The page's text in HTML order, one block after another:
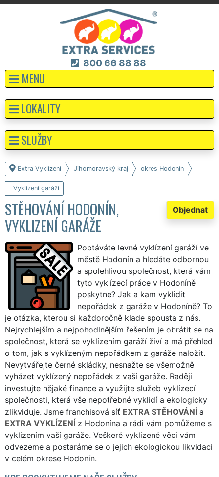
800 66 88 88
MENU
Extra Vyklízení Jihomoravský kraj okres Hodonín
Vyklízení garáží
Objednat
STĚHOVÁNÍ HODONÍN,
VYKLIZENÍ GARÁŽE
Poptáváte levné vyklízení garáží ve
městě Hodonín a hledáte odbornou
a spolehlivou společnost, která vám
tyto vyklízecí práce v Hodoníně
poskytne? Jak a kam vyklidit
nepořádek z garáže v Hodoníně? To
je otázka, kterou si každoročně klade spousta z nás.
Nejrychlejším a nejpohodlnějším řešením je obrátit se na
společnost, která se vyklízením garáží živí a má přehled
o tom, jak s vyklízeným nepořádkem z garáže naložit.
Nevytvářejte černé skládky, nesnažte se všemožně
vyházet vyklízený nepořádek z vaší garáže. Raději
investujte nějaké finance a využijte služeb vyklízecí
společnosti, která vše nepotřebné vyklidí a ekologicky
zlikviduje. Jsme franchisová síť EXTRA STĚHOVÁNÍ a
EXTRA VYKLÍZENÍ z Hodonína a rádi vám pomůžeme s
vyklizením vaší garáže. Veškeré vyklizené věci vám
odvezeme a postaráme se o jejich ekologickou likvidaci
v celém okrese Hodonín.
LOKALITY
SLUŽBY